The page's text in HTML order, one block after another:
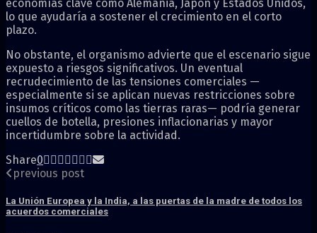
economías clave como Alemania, Japón y Estados Unidos,
lo que ayudaría a sostener el crecimiento en el corto
plazo.
No obstante, el organismo advierte que el escenario sigue
expuesto a riesgos significativos. Un eventual
recrudecimiento de las tensiones comerciales —
especialmente si se aplican nuevas restricciones sobre
insumos críticos como las tierras raras— podría generar
cuellos de botella, presiones inflacionarias y mayor
incertidumbre sobre la actividad.
Share0
previous post
La Unión Europea y la India, a las puertas de la madre de todos los
acuerdos comerciales